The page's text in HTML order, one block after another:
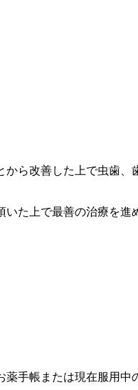
ら改善した上で虫歯、
た上で最善の治療を進
手帳または現在服用中